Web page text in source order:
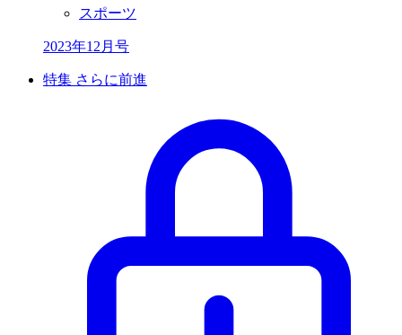
スポーツ
2023年12月号
特集 さらに前進